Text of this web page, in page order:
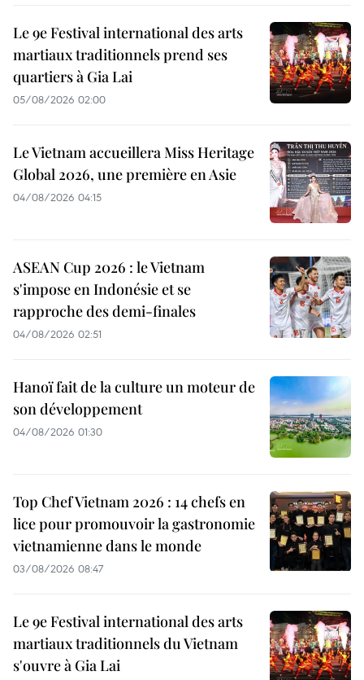
Le 9e Festival international des arts
martiaux traditionnels prend ses
quartiers à Gia Lai
05/08/2026 02:00
Le Vietnam accueillera Miss Heritage
Global 2026, une première en Asie
04/08/2026 04:15
ASEAN Cup 2026 : le Vietnam
s'impose en Indonésie et se
rapproche des demi-finales
04/08/2026 02:51
Hanoï fait de la culture un moteur de
son développement
04/08/2026 01:30
Top Chef Vietnam 2026 : 14 chefs en
lice pour promouvoir la gastronomie
vietnamienne dans le monde
03/08/2026 08:47
Le 9e Festival international des arts
martiaux traditionnels du Vietnam
s'ouvre à Gia Lai